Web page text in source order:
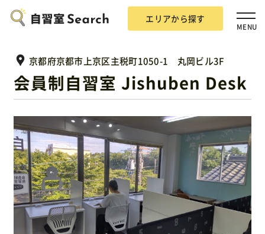
エリアから探す
MENU
エリアから探す
自習室Searchとは？
掲載希望の方
京都府京都市上京区主税町1050-1 丸岡ビル3F
会員制自習室 Jishuben Desk